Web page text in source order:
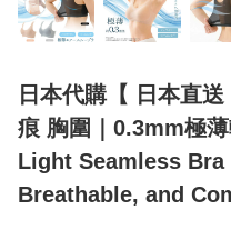
日本代購【 日本直
痕 胸圍｜0.3mm極
Light Seamless Bra
Breathable, and